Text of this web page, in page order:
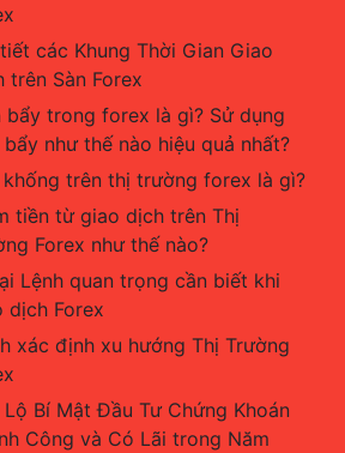
các Khung Thời Gian Giao
trên Sàn Forex
bẩy trong forex là gì? Sử dụng
như thế nào hiệu quả nhất?
khống trên thị trường forex là gì?
tiền từ giao dịch trên Thị
Forex như thế nào?
Lệnh quan trọng cần biết khi
dịch Forex
xác định xu hướng Thị Trường
Bí Mật Đầu Tư Chứng Khoán
Công và Có Lãi trong Năm